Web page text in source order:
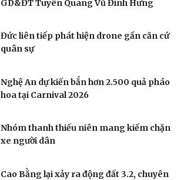
GD&ĐT Tuyên Quang Vũ Đình Hưng
Đức liên tiếp phát hiện drone gần căn cứ
quân sự
Nghệ An dự kiến bắn hơn 2.500 quả pháo
hoa tại Carnival 2026
Nhóm thanh thiếu niên mang kiếm chặn
xe người dân
Cao Bằng lại xảy ra động đất 3.2, chuyên